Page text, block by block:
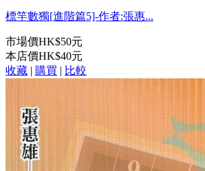
標竿數獨[進階篇5]-作者:張惠...
市場價HK$50元
本店價HK$40元
收藏 | 購買 | 比較